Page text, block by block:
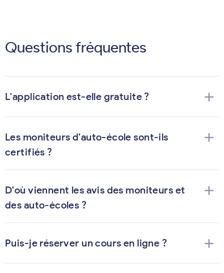
Questions fréquentes
L'application est-elle gratuite ? add
Les moniteurs d'auto-école sont-ils
certifiés ?
add
D'où viennent les avis des moniteurs et
des auto-écoles ?
add
Puis-je réserver un cours en ligne ? add